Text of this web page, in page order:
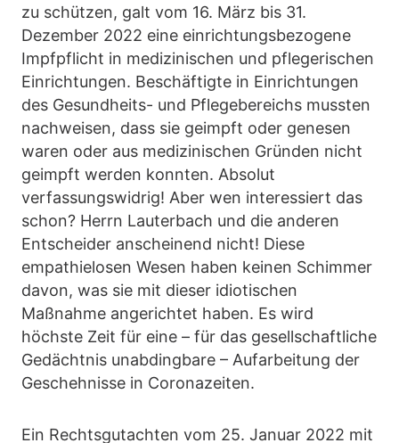
zu schützen, galt vom 16. März bis 31.
Dezember 2022 eine einrichtungsbezogene
Impfpflicht in medizinischen und pflegerischen
Einrichtungen. Beschäftigte in Einrichtungen
des Gesundheits- und Pflegebereichs mussten
nachweisen, dass sie geimpft oder genesen
waren oder aus medizinischen Gründen nicht
geimpft werden konnten. Absolut
verfassungswidrig! Aber wen interessiert das
schon? Herrn Lauterbach und die anderen
Entscheider anscheinend nicht! Diese
empathielosen Wesen haben keinen Schimmer
davon, was sie mit dieser idiotischen
Maßnahme angerichtet haben. Es wird
höchste Zeit für eine – für das gesellschaftliche
Gedächtnis unabdingbare – Aufarbeitung der
Geschehnisse in Coronazeiten.
Ein Rechtsgutachten vom 25. Januar 2022 mit